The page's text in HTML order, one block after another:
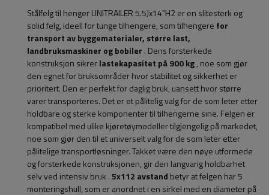
Stålfelg til henger UNITRAILER 5.5Jx14"H2 er en slitesterk og
solid felg, ideell for tunge tilhengere, som tilhengere for
transport av byggematerialer, større last,
landbruksmaskiner og bobiler . Dens forsterkede
konstruksjon sikrerlastekapasitet på 900 kg, noe som gjør
den egnet for bruksområder hvor stabilitet og sikkerhet er
prioritert. Den er perfekt for daglig bruk, uansett hvor større
varer transporteres. Det er et pålitelig valg for de som leter etter
holdbare og sterke komponenter til tilhengerne sine. Felgen er
kompatibel med ulike kjøretøymodeller tilgjengelig på markedet,
noe som gjør den til et universelt valg for de som leter etter
pålitelige transportløsninger. Takket være den nøye utformede
og forsterkede konstruksjonen, gir den langvarig holdbarhet
selv ved intensiv bruk .5x112 avstand betyr at felgen har 5
monteringshull, som er anordnet i en sirkel med en diameter på